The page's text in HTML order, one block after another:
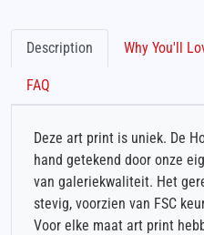
Description Why You'll
FAQ
Deze art print is uniek. De
hand getekend door onze
van galeriekwaliteit. Het
stevig, voorzien van FSC
Voor elke maat art print